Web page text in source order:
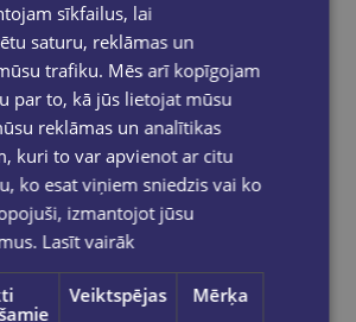
tīklos:
sīkfailus, lai
saturu, reklāmas un
trafiku. Mēs arī kopīgojam
par to, kā jūs lietojat mūsu
reklāmas un analītikas
kuri to var apvienot ar citu
ko esat viņiem sniedzis vai ko
izmantojot jūsu
Lasīt vairāk
Veiktspējas Mērķa